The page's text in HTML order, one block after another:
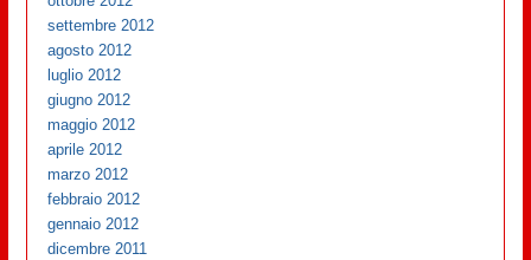
settembre 2012
agosto 2012
luglio 2012
giugno 2012
maggio 2012
aprile 2012
marzo 2012
febbraio 2012
gennaio 2012
dicembre 2011